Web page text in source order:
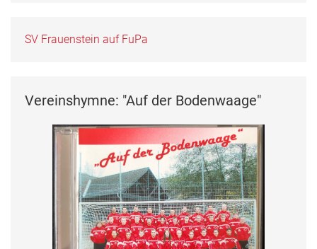
SV Frauenstein auf FuPa
Vereinshymne: "Auf der Bodenwaage"